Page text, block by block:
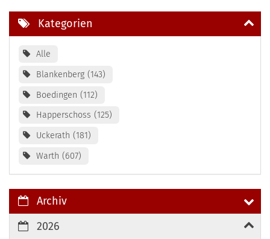
Kategorien
Alle
Blankenberg
143
Boedingen
112
Happerschoss
125
Uckerath
181
Warth
607
Archiv
2026